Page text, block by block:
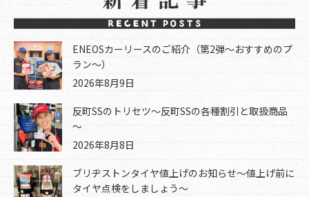
ENEOSカーリースのご紹介（第2弾～おすすめのプ
ラン～）
2026年8月9日
反町SSのトリセツ～反町SSの各種割引と取扱商品
～
2026年8月8日
ブリヂストンタイヤ値上げのお知らせ～値上げ前に
タイヤ点検をしましょう～